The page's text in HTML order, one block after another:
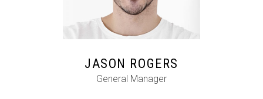
FB IN
JASON ROGERS
General Manager